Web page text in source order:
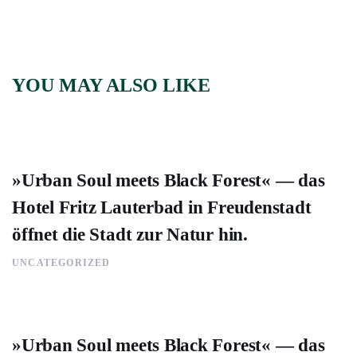
YOU MAY ALSO LIKE
»Urban Soul meets Black Forest« — das
Hotel Fritz Lauterbad in Freudenstadt
öffnet die Stadt zur Natur hin.
UNCATEGORIZED
»Urban Soul meets Black Forest« — das